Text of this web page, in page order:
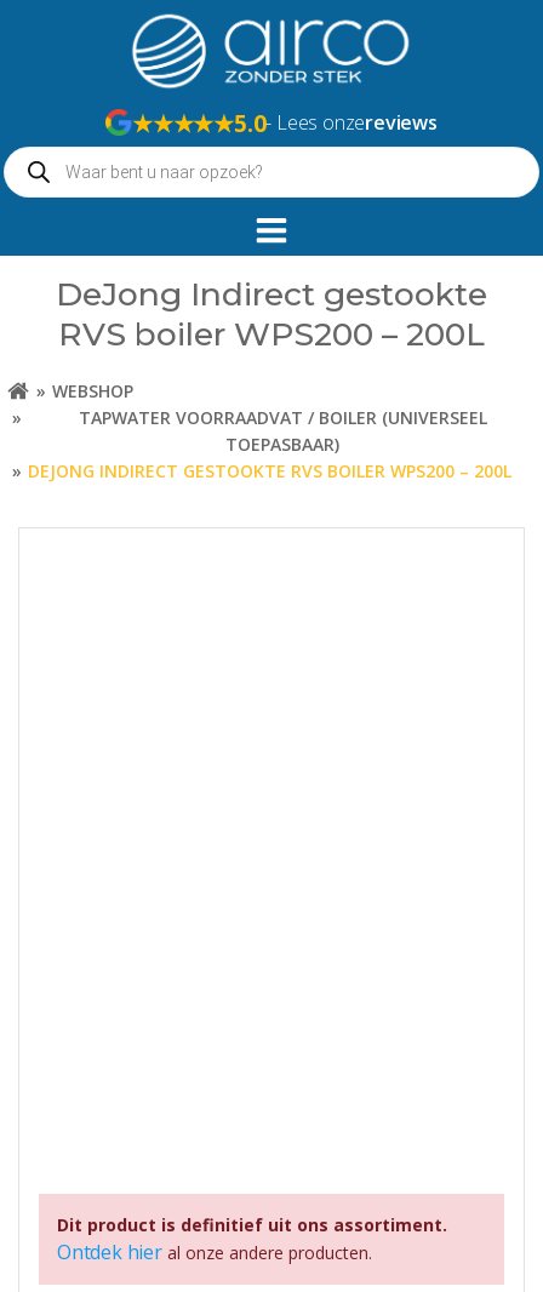
★★★★★5.0- Lees onzereviews
Producten
zoeken
DeJong Indirect gestookte
RVS boiler WPS200 – 200L
WEBSHOP
TAPWATER VOORRAADVAT / BOILER (UNIVERSEEL
TOEPASBAAR)
DEJONG INDIRECT GESTOOKTE RVS BOILER WPS200 – 200L
Dit product is definitief uit ons assortiment.
Ontdek hieral onze andere producten.